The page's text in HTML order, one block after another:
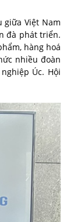
giữa Việt Nam
đà phát triển.
hàng hoá
nhiều đoàn
Úc. Hội